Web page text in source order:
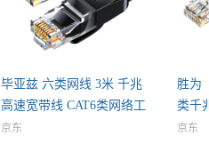
毕亚兹 六类网线 3米 千兆
高速宽带线 CAT6类网络工
京东
胜为
类千
京东